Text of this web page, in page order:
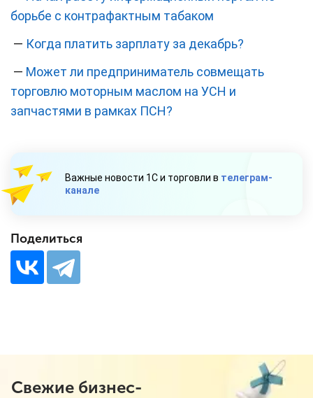
борьбе с контрафактным табаком
— Когда платить зарплату за декабрь?
— Может ли предприниматель совмещать
торговлю моторным маслом на УСН и
запчастями в рамках ПСН?
Важные новости 1С и торговли в телеграм-
канале
Поделиться
Свежие бизнес-